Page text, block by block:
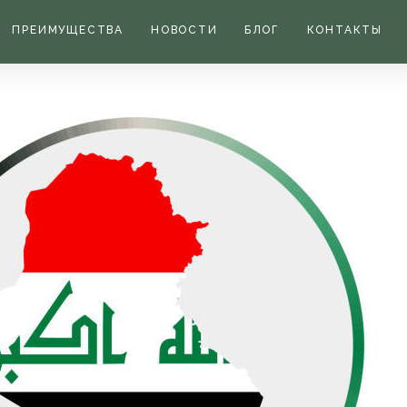
ПРЕИМУЩЕСТВА КОНТАКТЫ
НОВОСТИ БЛОГ
компании в Ираке